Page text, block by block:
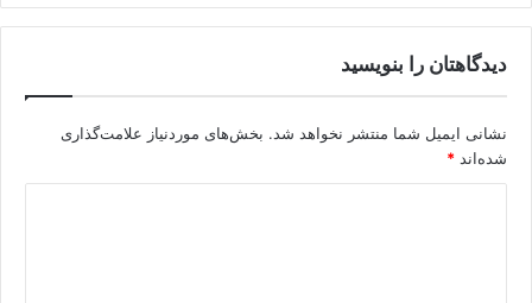
دیدگاهتان را بنویسید
نشانی ایمیل شما منتشر نخواهد شد. بخش‌های موردنیاز علامت‌گذاری
شده‌اند *